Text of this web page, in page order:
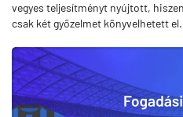
vegyes teljesítményt nyújtott,
csak két győzelmet könyvelhetett el.